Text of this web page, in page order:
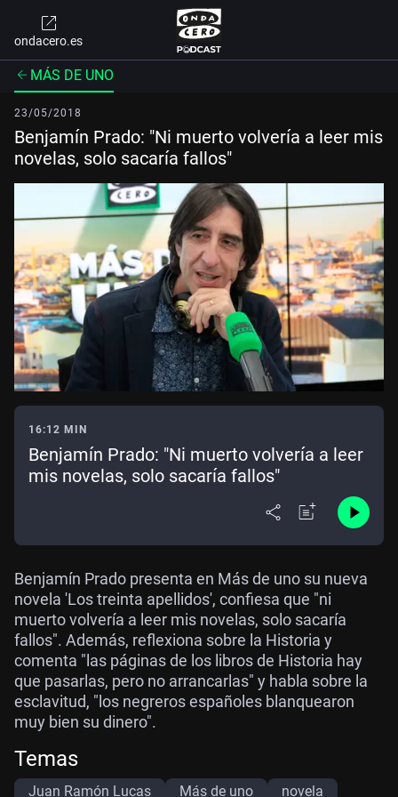
ondacero.es
MÁS DE UNO
23/05/2018
Benjamín Prado: "Ni muerto volvería a leer mis
novelas, solo sacaría fallos"
16:12 MIN
Benjamín Prado: "Ni muerto volvería a leer
mis novelas, solo sacaría fallos"
Benjamín Prado presenta en Más de uno su nueva
novela 'Los treinta apellidos', confiesa que "ni
muerto volvería a leer mis novelas, solo sacaría
fallos". Además, reflexiona sobre la Historia y
comenta "las páginas de los libros de Historia hay
que pasarlas, pero no arrancarlas" y habla sobre la
esclavitud, "los negreros españoles blanquearon
muy bien su dinero".
Temas
Juan Ramón Lucas Más de uno
novela